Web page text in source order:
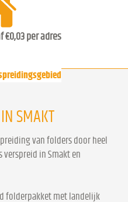
€0,03 per adres
SMAKT
van folders door heel
verspreid in Smakt en
folderpakket met landelijk